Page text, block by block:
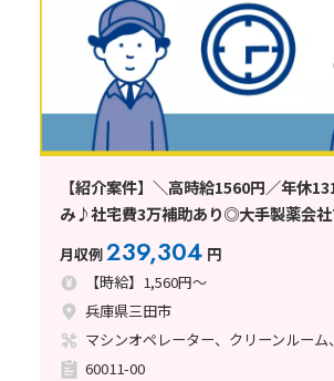
【紹介案件】＼高時給1560円／年休
み♪社宅費3万補助あり◎大手製薬会
清潔な工場で快適ワーク！
月収例239,304 円
【時給】1,560円～
兵庫県三田市
マシンオペレーター、クリーンルー
60011-00